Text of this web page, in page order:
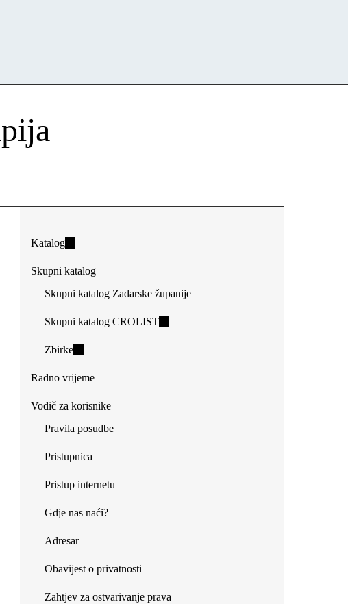
Katalog(link
external)
Skupni katalog
Skupni katalog Zadarske županije
Skupni katalog CROLIST(link
Zbirke(link
external)
Radno vrijeme
Vodič za korisnike
Pravila posudbe
Pristupnica
Pristup internetu
Gdje nas naći?
Adresar
Obavijest o privatnosti
Zahtjev za ostvarivanje prava